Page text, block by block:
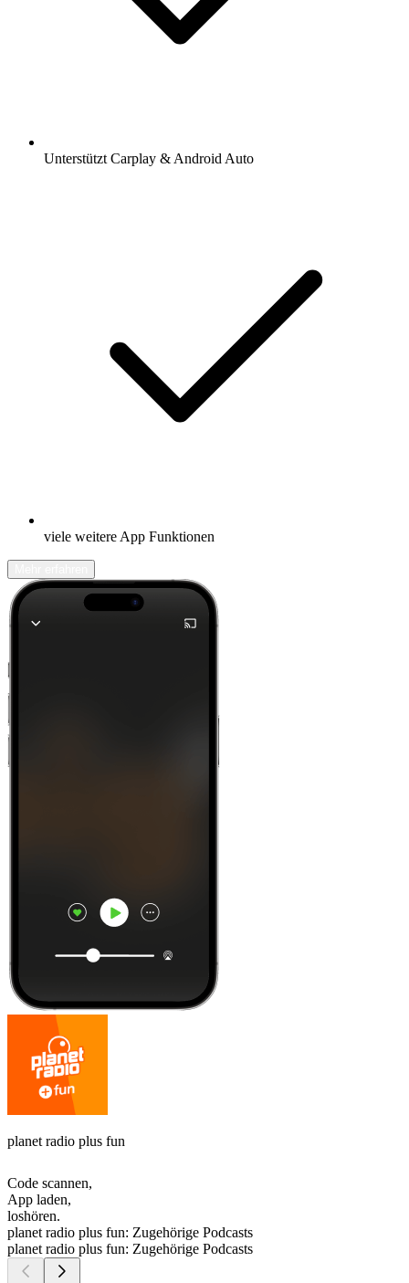
Unterstützt Carplay & Android Auto
viele weitere App Funktionen
planet radio plus fun
Code scannen,
App laden,
loshören.
planet radio plus fun: Zugehörige Podcasts
planet radio plus fun: Zugehörige Podcasts